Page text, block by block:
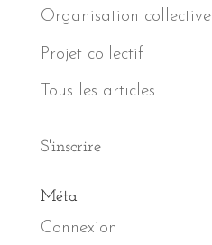
Organisation collective
Projet collectif
Tous les articles
S'inscrire
Méta
Connexion